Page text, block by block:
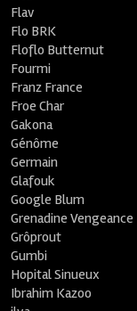
Flav
Flo BRK
Floflo Butternut
Fourmi
Franz France
Froe Char
Gakona
Génôme
Germain
Glafouk
Google Blum
Grenadine Vengeance
Grôprout
Gumbi
Hopital Sinueux
Ibrahim Kazoo